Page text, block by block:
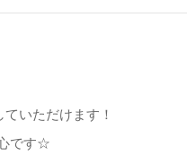
いただけます！
です☆